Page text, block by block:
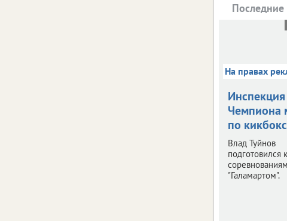
Последние
На правах
Инспекция
Чемпиона
по
Влад Туйнов
подготовился к
"Галамартом".